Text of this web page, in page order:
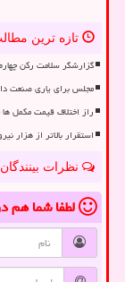
تازه ترین
گزارشگر سلامت رکن
مجلس برای یاری صنعت
راز اختلاف قیمت مکمل
استقرار بالاتر از هزار
نظرات
لطفا شما هم